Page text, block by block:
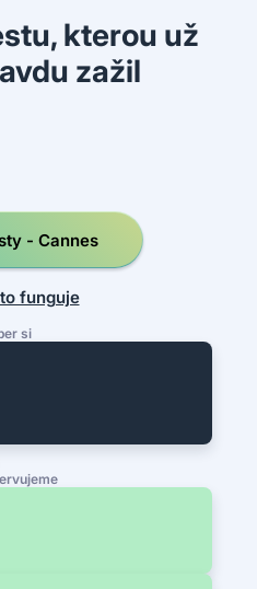
kterou už
zažil
- Cannes
funguje
si